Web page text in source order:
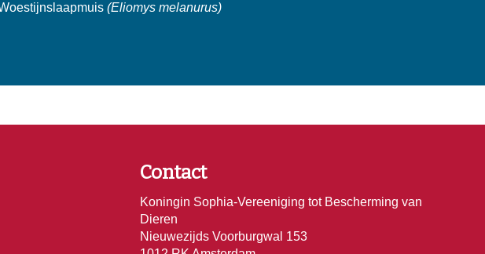
(Eliomys melanurus)
Contact
Koningin Sophia-Vereeniging tot Bescherming van
Dieren
Nieuwezijds Voorburgwal 153